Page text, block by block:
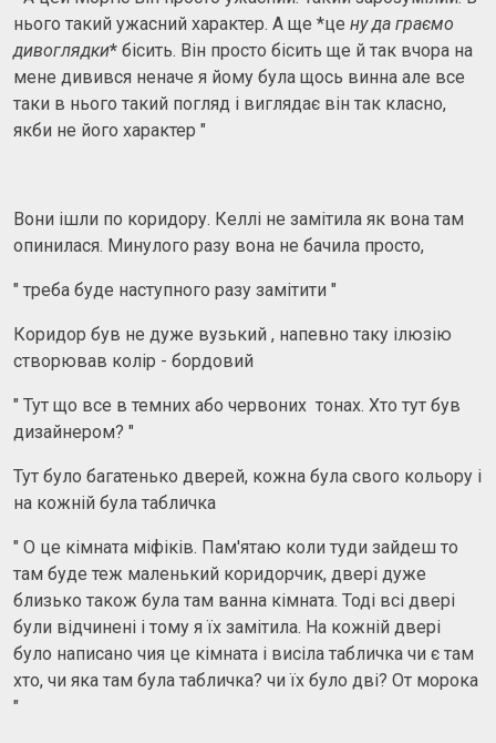
нього такий ужасний характер. А ще *це ну да граємо
дивоглядки* бісить. Він просто бісить ще й так вчора на
мене дивився неначе я йому була щось винна але все
таки в нього такий погляд і виглядає він так класно,
якби не його характер "
Вони ішли по коридору. Келлі не замітила як вона там
опинилася. Минулого разу вона не бачила просто,
" треба буде наступного разу замітити "
Коридор був не дуже вузький , напевно таку ілюзію
створював колір - бордовий
" Тут що все в темних або червоних тонах. Хто тут був
дизайнером? "
Тут було багатенько дверей, кожна була свого кольору і
на кожній була табличка
" О це кімната міфіків. Пам'ятаю коли туди зайдеш то
там буде теж маленький коридорчик, двері дуже
близько також була там ванна кімната. Тоді всі двері
були відчинені і тому я їх замітила. На кожній двері
було написано чия це кімната і висіла табличка чи є там
хто, чи яка там була табличка? чи їх було дві? От морока
"